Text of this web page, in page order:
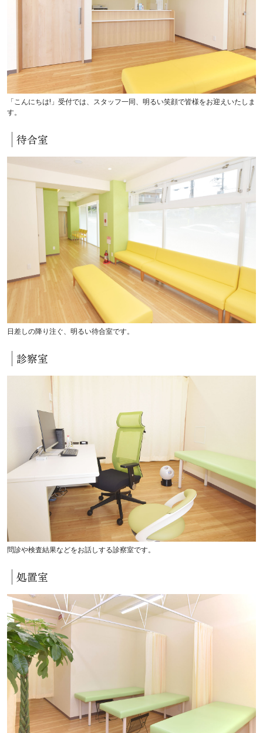
「こんにちは!」受付では、スタッフ一同、明るい笑顔で皆様をお迎えいたしま
す。
待合室
日差しの降り注ぐ、明るい待合室です。
診察室
問診や検査結果などをお話しする診察室です。
処置室